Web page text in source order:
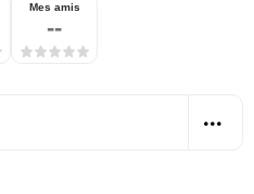
Mes amis
--